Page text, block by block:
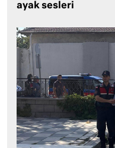
ayak sesleri